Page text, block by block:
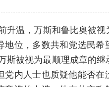
温，万斯和鲁比奥被视
位，多数共和党选民希
被视为最顺理成章的继
内人士也质疑他能否在